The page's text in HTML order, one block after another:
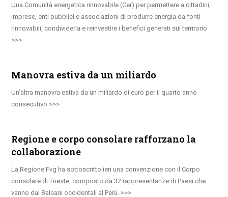
Una Comunità energetica rinnovabile (Cer) per permettere a cittadini,
imprese, enti pubblici e associazioni di produrre energia da fonti
rinnovabili, condividerla e reinvestire i benefici generati sul territorio
Manovra estiva da un miliardo
Un’altra manovra estiva da un miliardo di euro per il quarto anno
consecutivo
Regione e corpo consolare rafforzano la
collaborazione
La Regione Fvg ha sottoscritto ieri una convenzione con il Corpo
consolare di Trieste, composto da 32 rappresentanze di Paesi che
vanno dai Balcani occidentali al Perù.